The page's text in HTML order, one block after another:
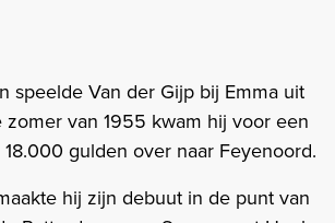
speelde Van der Gijp bij Emma uit
zomer van 1955 kwam hij voor een
gulden over naar Feyenoord.
hij zijn debuut in de punt van